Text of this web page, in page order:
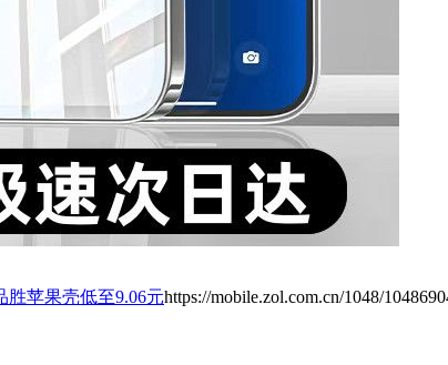
胜苹果壳低至9.06元https://mobile.zol.com.cn/1048/